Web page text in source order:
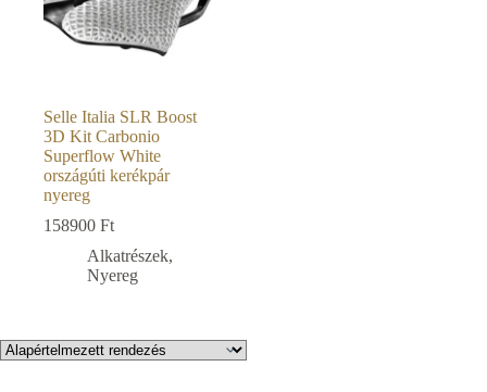
Selle Italia SLR Boost
3D Kit Carbonio
Superflow White
országúti kerékpár
nyereg
158900 Ft
Alkatrészek,
Nyereg